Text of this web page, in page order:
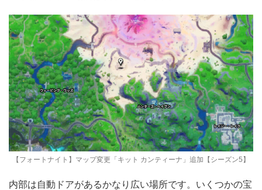
【フォートナイト】マップ変更「キット カンティーナ」追加【シーズン5】
内部は自動ドアがあるかなり広い場所です。いくつかの宝